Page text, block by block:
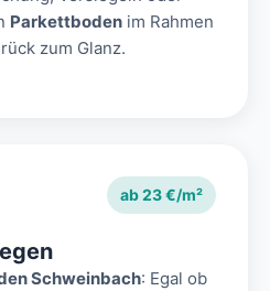
Parkettboden im Rahmen
zum Glanz.
ab 23 €/m²
Schweinbach: Egal ob